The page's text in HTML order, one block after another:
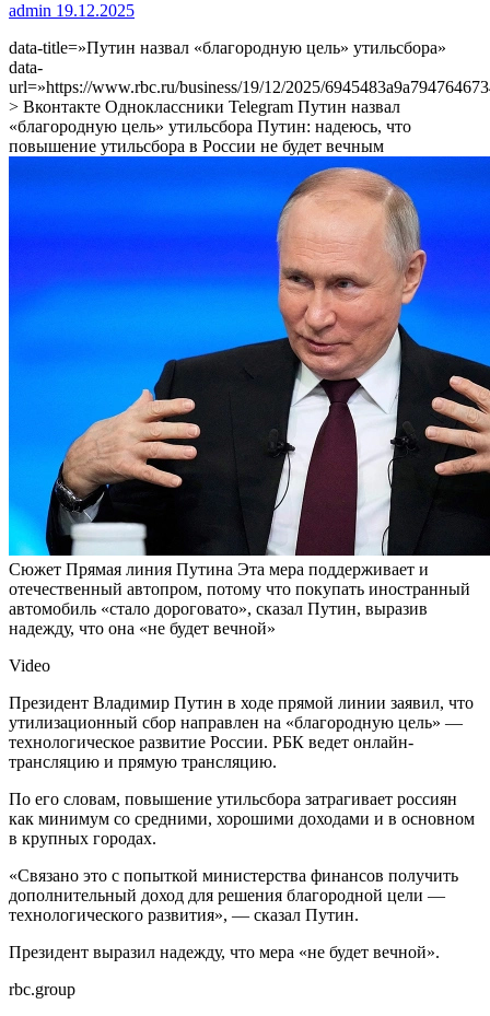
admin 19.12.2025
data-title=»Путин назвал «благородную цель» утильсбора»
data-
url=»https://www.rbc.ru/business/19/12/2025/
> Вконтакте Одноклассники Telegram Путин назвал
«благородную цель» утильсбора Путин: надеюсь, что
повышение утильсбора в России не будет вечным
Сюжет Прямая линия Путина Эта мера поддерживает и
отечественный автопром, потому что покупать иностранный
автомобиль «стало дороговато», сказал Путин, выразив
надежду, что она «не будет вечной»
Video
Президент Владимир Путин в ходе прямой линии заявил, что
утилизационный сбор направлен на «благородную цель» —
технологическое развитие России. РБК ведет онлайн-
трансляцию и прямую трансляцию.
По его словам, повышение утильсбора затрагивает россиян
как минимум со средними, хорошими доходами и в основном
в крупных городах.
«Связано это с попыткой министерства финансов получить
дополнительный доход для решения благородной цели —
технологического развития», — сказал Путин.
Президент выразил надежду, что мера «не будет вечной».
rbc.group